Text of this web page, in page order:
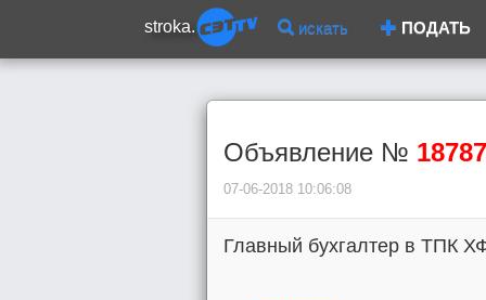
stroka. искать ПОДАТЬ
Объявление № 18787
07-06-2018 10:06:08
Главный бухгалтер в ТПК